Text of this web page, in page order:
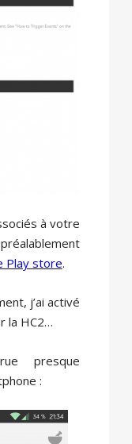
à votre
Play store.
j’ai activé
la HC2…
presque
: